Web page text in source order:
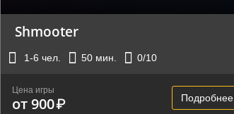
Shmooter
1-6 чел. 50 мин. 0/10
Цена игры
от 900₽ Подробнее